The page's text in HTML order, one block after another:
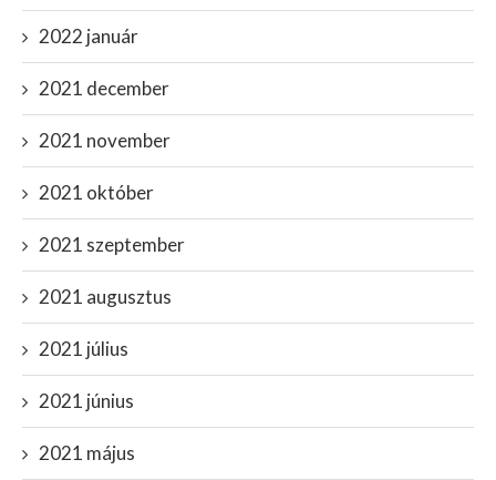
2022 január
2021 december
2021 november
2021 október
2021 szeptember
2021 augusztus
2021 július
2021 június
2021 május